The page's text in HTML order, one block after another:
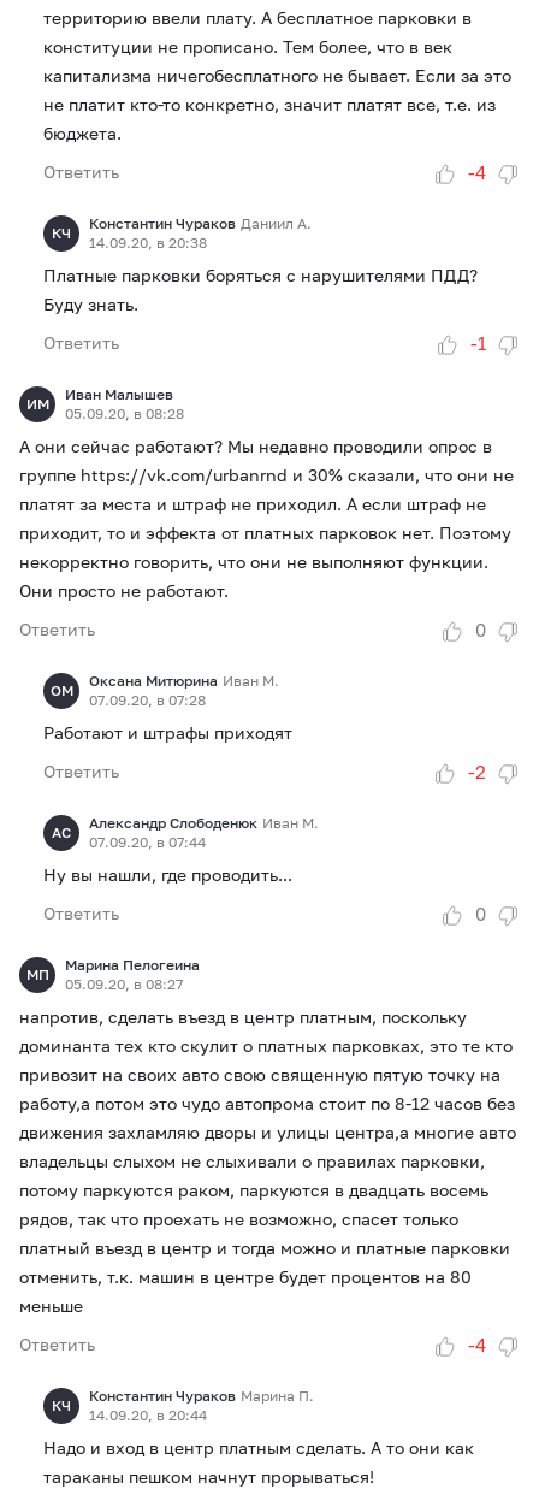
территорию ввели плату. А бесплатное парковки в
конституции не прописано. Тем более, что в век
капитализма ничегобесплатного не бывает. Если за это
не платит кто-то конкретно, значит платят все, т.е. из
бюджета.
Ответить
-4
КЧ
Константин Чураков Даниил А.
14.09.20, в 20:38
Платные парковки боряться с нарушителями ПДД?
Буду знать.
Ответить
-1
ИМ
Иван Малышев
05.09.20, в 08:28
А они сейчас работают? Мы недавно проводили опрос в
группе https://vk.com/urbanrnd и 30% сказали, что они не
платят за места и штраф не приходил. А если штраф не
приходит, то и эффекта от платных парковок нет. Поэтому
некорректно говорить, что они не выполняют функции.
Они просто не работают.
Ответить
0
ОМ
Оксана Митюрина Иван М.
07.09.20, в 07:28
Работают и штрафы приходят
Ответить
-2
АС
Александр Слободенюк Иван М.
07.09.20, в 07:44
Ну вы нашли, где проводить...
Ответить
0
МП
Марина Пелогеина
05.09.20, в 08:27
напротив, сделать въезд в центр платным, поскольку
доминанта тех кто скулит о платных парковках, это те кто
привозит на своих авто свою священную пятую точку на
работу,а потом это чудо автопрома стоит по 8-12 часов без
движения захламляю дворы и улицы центра,а многие авто
владельцы слыхом не слыхивали о правилах парковки,
потому паркуются раком, паркуются в двадцать восемь
рядов, так что проехать не возможно, спасет только
платный въезд в центр и тогда можно и платные парковки
отменить, т.к. машин в центре будет процентов на 80
меньше
Ответить
-4
КЧ
Константин Чураков Марина П.
14.09.20, в 20:44
Надо и вход в центр платным сделать. А то они как
тараканы пешком начнут прорываться!